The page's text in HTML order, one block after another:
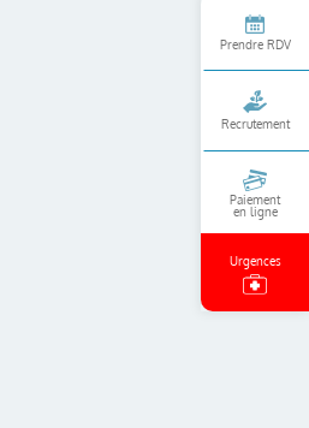
Prendre RDV
Recrutement
Paiement
en ligne
Urgences